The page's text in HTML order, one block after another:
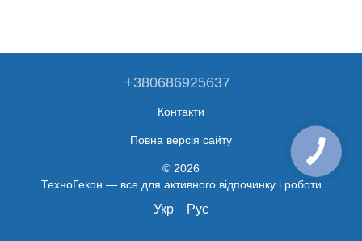
+380686925637
Контакти
Повна версія сайту
© 2026
ТехноГекон — все для активного відпочинку і роботи
Укр Рус